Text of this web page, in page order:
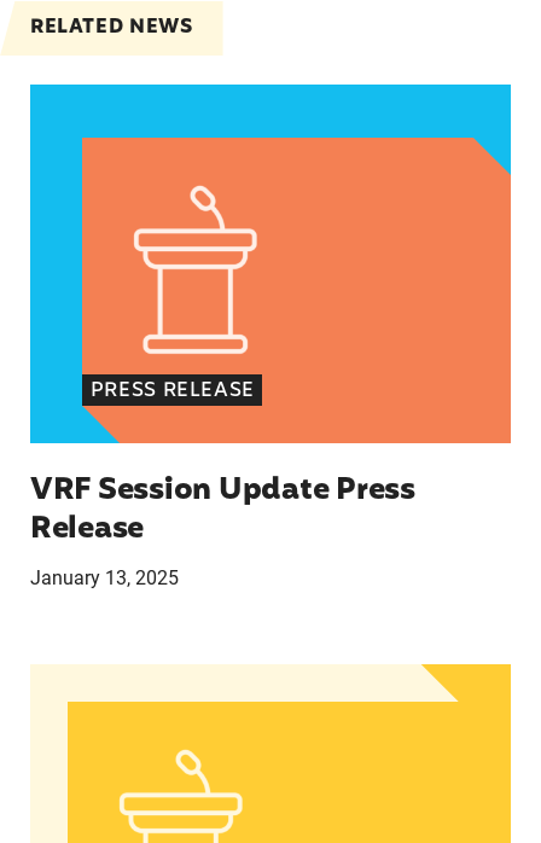
RELATED NEWS
PRESS RELEASE
VRF Session Update Press
Release
January 13, 2025
In Advance of 2024 Election: New Data